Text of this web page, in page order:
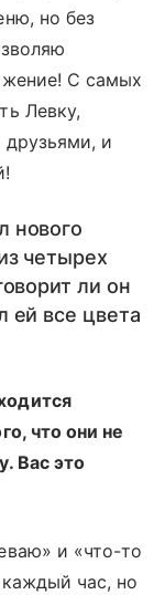
но без
С самых
Левку,
друзьями, и
нового
четырех
ли он
ей все цвета
что они не
Вас это
и «что-то
час, но